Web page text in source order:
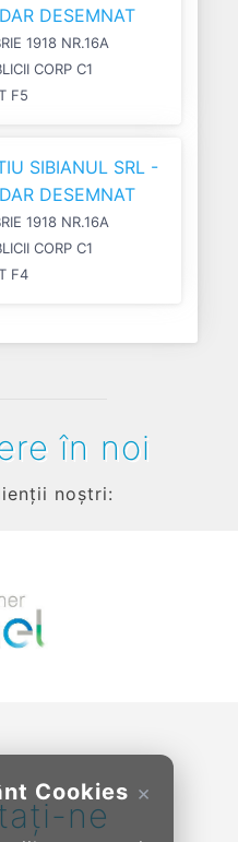
DESEMNAT
1918 NR.16A
CORP C1
F5
SIBIANUL SRL -
DESEMNAT
1918 NR.16A
CORP C1
F4
×
Cookies
în noi
noștri:
ne